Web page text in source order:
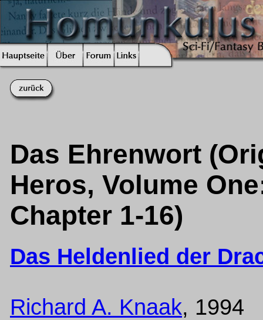
Das Ehrenwort
Heros, Volume
Chapter 1-16)
Das Heldenlied der
Richard A. Knaak, 1994